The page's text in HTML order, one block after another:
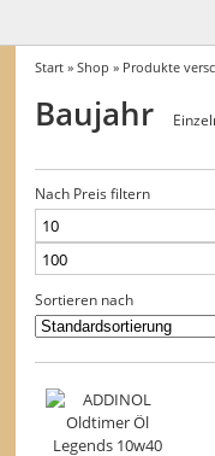
Start »Shop » Produkte
Baujahr
Nach Preis filtern
Min.
Preis
Sortieren nach